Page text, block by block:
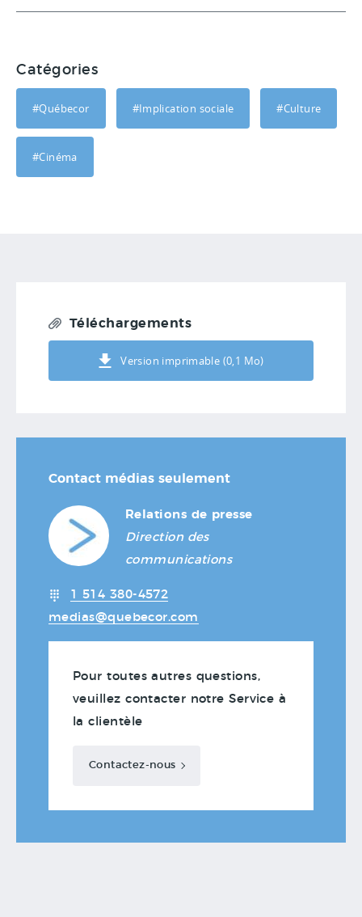
Catégories
#Québecor #Implication sociale #Culture
#Cinéma
Téléchargements
Version imprimable (0,1 Mo)
Contact médias seulement
Relations de presse
Direction des
communications
1 514 380-4572
medias@quebecor.com
Pour toutes autres questions,
veuillez contacter notre Service à
la clientèle
Contactez-nous